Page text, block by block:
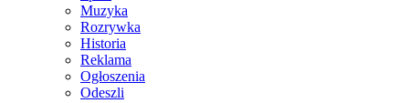
Muzyka
Rozrywka
Historia
Reklama
Ogłoszenia
Odeszli